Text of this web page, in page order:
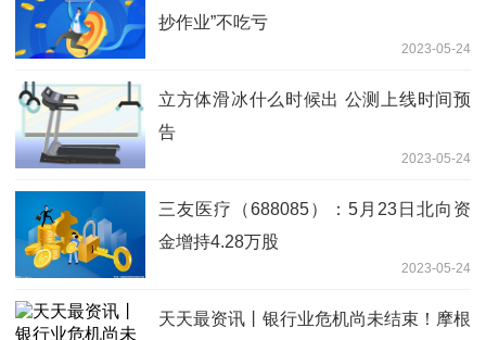
抄作业”不吃亏
2023-05-24
立方体滑冰什么时候出 公测上线时间预
告
2023-05-24
三友医疗（688085）：5月23日北向资
金增持4.28万股
2023-05-24
天天最资讯丨银行业危机尚未结束！摩根